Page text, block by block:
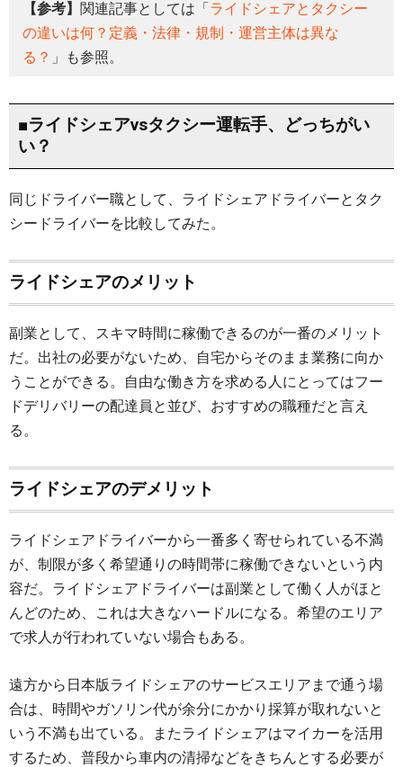
【参考】 関連記事としては「 ライドシェアとタクシー
の違いは何？定義・法律・規制・運営主体は異な
る？ 」も参照。
■ライドシェアvsタクシー運転手、どっちがい
い？
同じドライバー職として、ライドシェアドライバーとタク
シードライバーを比較してみた。
ライドシェアのメリット
副業として、スキマ時間に稼働できるのが一番のメリット
だ。出社の必要がないため、自宅からそのまま業務に向か
うことができる。自由な働き方を求める人にとってはフー
ドデリバリーの配達員と並び、おすすめの職種だと言え
る。
ライドシェアのデメリット
ライドシェアドライバーから一番多く寄せられている不満
が、制限が多く希望通りの時間帯に稼働できないという内
容だ。ライドシェアドライバーは副業として働く人がほと
んどのため、これは大きなハードルになる。希望のエリア
で求人が行われていない場合もある。
遠方から日本版ライドシェアのサービスエリアまで通う場
合は、時間やガソリン代が余分にかかり採算が取れないと
いう不満も出ている。またライドシェアはマイカーを活用
するため、普段から車内の清掃などをきちんとする必要が